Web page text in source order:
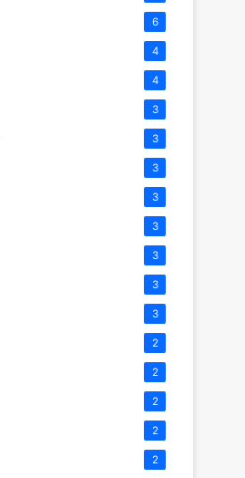
6
4
4
3
3
3
3
3
3
3
3
2
2
2
2
2